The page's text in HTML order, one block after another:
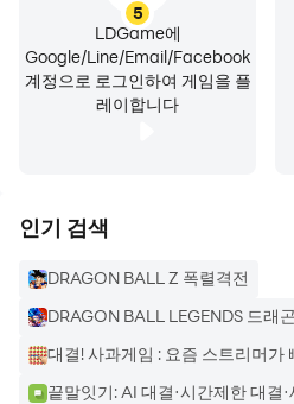
5
LDGame에
Google/Line/Email/Facebook
계정으로 로그인하여 게임을 플
레이합니다
인기 검색
DRAGON BALL Z 폭렬격전
DRAGON BALL LEGENDS 드래
대결! 사과게임 : 요즘 스트리머가
끝말잇기: AI 대결·시간제한 대결